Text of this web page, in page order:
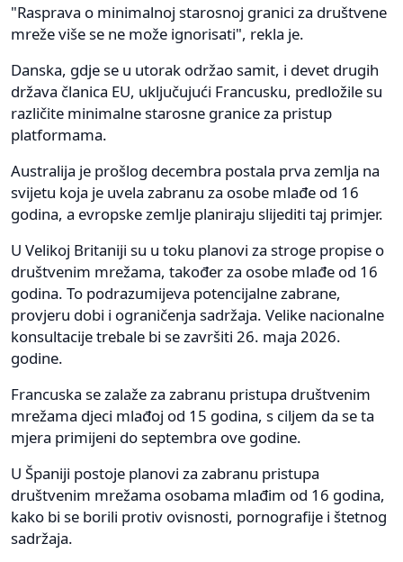
"Rasprava o minimalnoj starosnoj granici za društvene
mreže više se ne može ignorisati", rekla je.
Danska, gdje se u utorak održao samit, i devet drugih
država članica EU, uključujući Francusku, predložile su
različite minimalne starosne granice za pristup
platformama.
Australija je prošlog decembra postala prva zemlja na
svijetu koja je uvela zabranu za osobe mlađe od 16
godina, a evropske zemlje planiraju slijediti taj primjer.
U Velikoj Britaniji su u toku planovi za stroge propise o
društvenim mrežama, također za osobe mlađe od 16
godina. To podrazumijeva potencijalne zabrane,
provjeru dobi i ograničenja sadržaja. Velike nacionalne
konsultacije trebale bi se završiti 26. maja 2026.
godine.
Francuska se zalaže za zabranu pristupa društvenim
mrežama djeci mlađoj od 15 godina, s ciljem da se ta
mjera primijeni do septembra ove godine.
U Španiji postoje planovi za zabranu pristupa
društvenim mrežama osobama mlađim od 16 godina,
kako bi se borili protiv ovisnosti, pornografije i štetnog
sadržaja.